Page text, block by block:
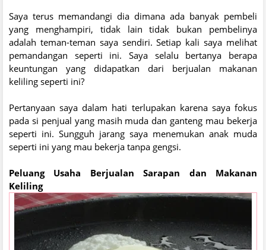
Saya terus memandangi dia dimana ada banyak pembeli
yang menghampiri, tidak lain tidak bukan pembelinya
adalah teman-teman saya sendiri. Setiap kali saya melihat
pemandangan seperti ini. Saya selalu bertanya berapa
keuntungan yang didapatkan dari berjualan makanan
keliling seperti ini?
Pertanyaan saya dalam hati terlupakan karena saya fokus
pada si penjual yang masih muda dan ganteng mau bekerja
seperti ini. Sungguh jarang saya menemukan anak muda
seperti ini yang mau bekerja tanpa gengsi.
Peluang Usaha Berjualan Sarapan dan Makanan
Keliling